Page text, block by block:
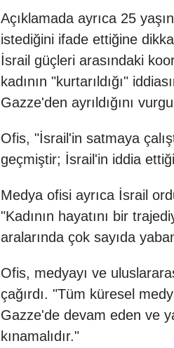
Açıklamada ayrıca 25
istediğini ifade ettiğine
İsrail güçleri arasındaki
kadının "kurtarıldığı"
Gazze'den ayrıldığını
Ofis, "İsrail'in satmaya
geçmiştir; İsrail'in iddia
Medya ofisi ayrıca İsrail
"Kadının hayatını bir
aralarında çok sayıda
Ofis, medyayı ve
çağırdı. "Tüm küresel
Gazze'de devam eden ve
kınamalıdır."